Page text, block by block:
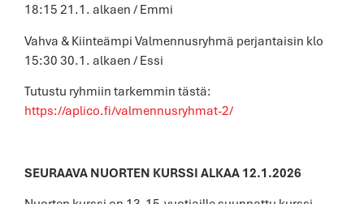
18:15 21.1. alkaen / Emmi
Vahva & Kiinteämpi Valmennusryhmä perjantaisin klo
15:30 30.1. alkaen / Essi
Tutustu ryhmiin tarkemmin tästä:
https://aplico.fi/valmennusryhmat-2/
SEURAAVA NUORTEN KURSSI ALKAA 12.1.2026